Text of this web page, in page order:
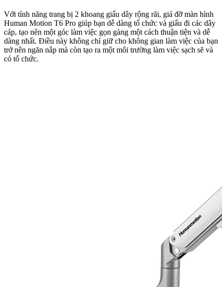
Với tính năng trang bị 2 khoang giấu dây rộng rãi, giá đỡ màn hình
Human Motion T6 Pro giúp bạn dễ dàng tổ chức và giấu đi các dây
cáp, tạo nên một góc làm việc gọn gàng một cách thuận tiện và dễ
dàng nhất. Điều này không chỉ giữ cho không gian làm việc của bạn
trở nên ngăn nắp mà còn tạo ra một môi trường làm việc sạch sẽ và
có tổ chức.